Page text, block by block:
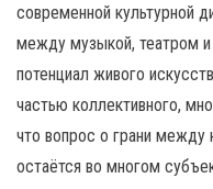
современной культурной
между музыкой, театром и
потенциал живого
частью коллективного,
что вопрос о грани
остаётся во многом